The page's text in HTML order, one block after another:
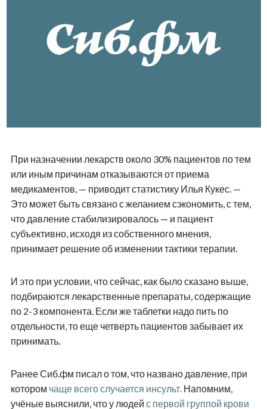
При назначении лекарств около 30% пациентов по тем
или иным причинам отказываются от приема
медикаментов, — приводит статистику Илья Кукес. —
Это может быть связано с желанием сэкономить, с тем,
что давление стабилизировалось — и пациент
субъективно, исходя из собственного мнения,
принимает решение об изменении тактики терапии.
И это при условии, что сейчас, как было сказано выше,
подбираются лекарственные препараты, содержащие
по 2-3 компонента. Если же таблетки надо пить по
отдельности, то еще четверть пациентов забывает их
принимать.
Ранее Сиб.фм писал о том, что названо давление, при
котором чаще всего случается инсульт.Напомним,
учёные выяснили, что у людей с первой группой крови